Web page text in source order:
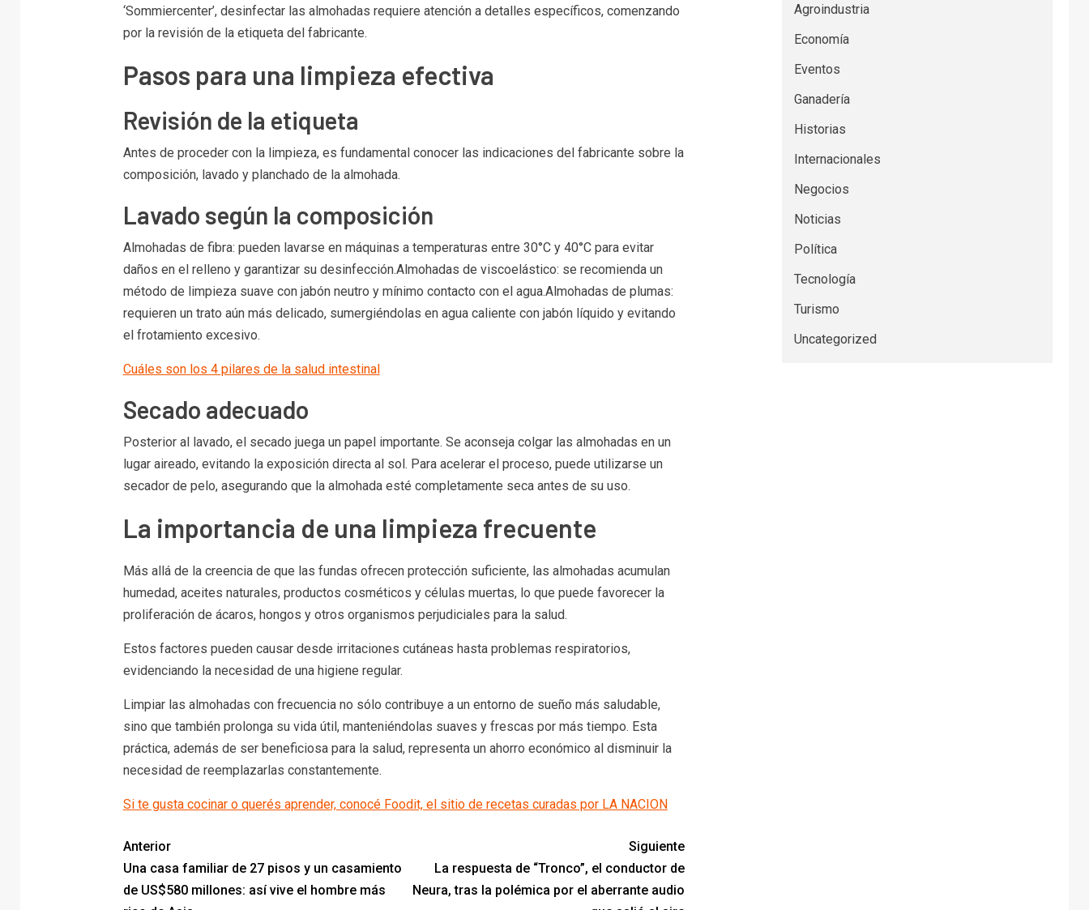
‘Sommiercenter’, desinfectar las almohadas requiere atención a detalles específicos, comenzando
por la revisión de la etiqueta del fabricante.
Pasos para una limpieza efectiva
Revisión de la etiqueta
Antes de proceder con la limpieza, es fundamental conocer las indicaciones del fabricante sobre la
composición, lavado y planchado de la almohada.
Lavado según la composición
Almohadas de fibra: pueden lavarse en máquinas a temperaturas entre 30°C y 40°C para evitar
daños en el relleno y garantizar su desinfección.Almohadas de viscoelástico: se recomienda un
método de limpieza suave con jabón neutro y mínimo contacto con el agua.Almohadas de plumas:
requieren un trato aún más delicado, sumergiéndolas en agua caliente con jabón líquido y evitando
el frotamiento excesivo.
Cuáles son los 4 pilares de la salud intestinal
Secado adecuado
Posterior al lavado, el secado juega un papel importante. Se aconseja colgar las almohadas en un
lugar aireado, evitando la exposición directa al sol. Para acelerar el proceso, puede utilizarse un
secador de pelo, asegurando que la almohada esté completamente seca antes de su uso.
La importancia de una limpieza frecuente
Más allá de la creencia de que las fundas ofrecen protección suficiente, las almohadas acumulan
humedad, aceites naturales, productos cosméticos y células muertas, lo que puede favorecer la
proliferación de ácaros, hongos y otros organismos perjudiciales para la salud.
Estos factores pueden causar desde irritaciones cutáneas hasta problemas respiratorios,
evidenciando la necesidad de una higiene regular.
Limpiar las almohadas con frecuencia no sólo contribuye a un entorno de sueño más saludable,
sino que también prolonga su vida útil, manteniéndolas suaves y frescas por más tiempo. Esta
práctica, además de ser beneficiosa para la salud, representa un ahorro económico al disminuir la
necesidad de reemplazarlas constantemente.
Si te gusta cocinar o querés aprender, conocé Foodit, el sitio de recetas curadas por LA NACION
Anterior
Una casa familiar de 27 pisos y un casamiento
de US$580 millones: así vive el hombre más
Siguiente
La respuesta de “Tronco”, el conductor de
Neura, tras la polémica por el aberrante audio
Agroindustria
Economía
Eventos
Ganadería
Historias
Internacionales
Negocios
Noticias
Política
Tecnología
Turismo
Uncategorized